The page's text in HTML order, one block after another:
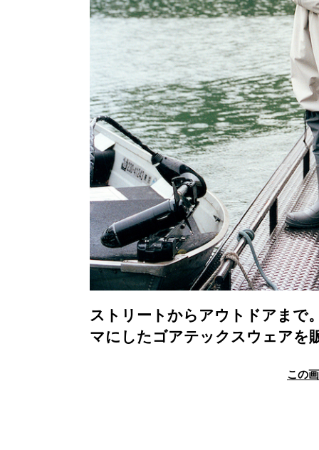
ストリートからアウトドアまで
マにしたゴアテックスウェアを
この